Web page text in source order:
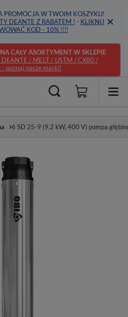
PROMOCJA W TWOIM KOSZYKU!
DEANTE Z RABATEM ! - KLIKNIJ
KOD - 10% !!!!
CAŁY ASORTYMENT W SKLEPIE
DEANTE / MELT / USTM / CX80 /
- poznaj nasze marki!
6 SD 25-9 (9,2 kW, 400 V) pompa